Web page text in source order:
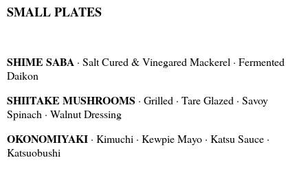
SMALL PLATES
SHIME SABA · Salt Cured & Vinegared Mackerel · Fermented
Daikon
SHIITAKE MUSHROOMS · Grilled · Tare Glazed · Savoy
Spinach · Walnut Dressing
OKONOMIYAKI · Kimuchi · Kewpie Mayo · Katsu Sauce ·
Katsuobushi